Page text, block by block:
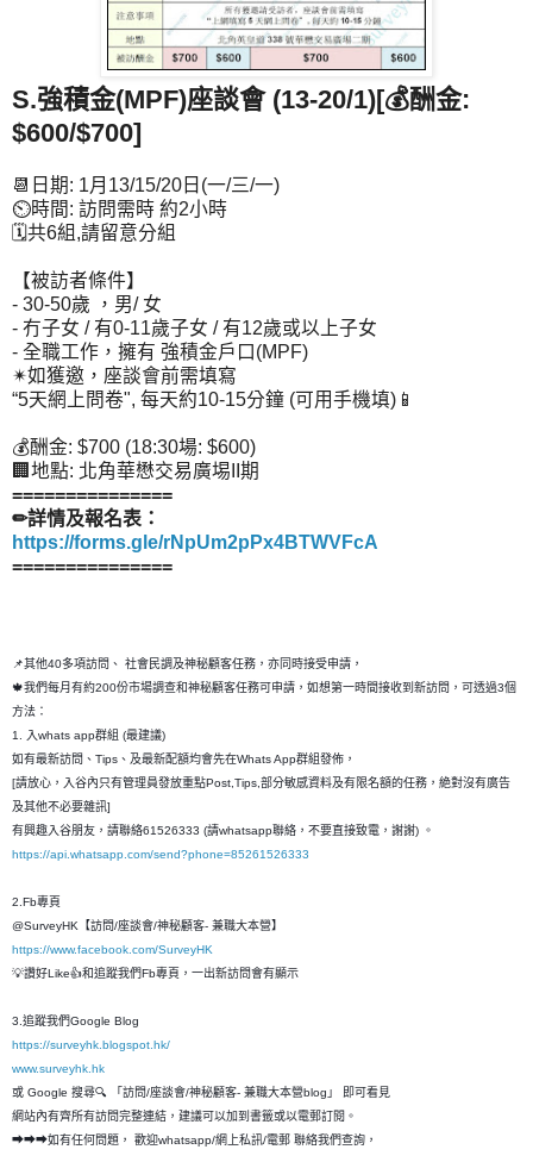
S.強積金(MPF)座談會 (13-20/1)[💰酬金:
$600/$700]
📆日期: 1月13/15/20日(一/三/一)
⏲時間: 訪問需時 約2小時
🗓共6組,請留意分組
【被訪者條件】
- 30-50歲 ，男/ 女
- 冇子女 / 有0-11歲子女 / 有12歲或以上子女
- 全職工作，擁有 強積金戶口(MPF)
✴如獲邀，座談會前需填寫
“5天網上問卷", 每天約10-15分鐘 (可用手機填)📱
💰酬金: $700 (18:30場: $600)
🏢地點: 北角華懋交易廣埸II期
===============
✏詳情及報名表：
https://forms.gle/rNpUm2pPx4BTWVFcA
===============
📌其他40多項訪問、 社會民調及神秘顧客任務，亦同時接受申請，
🍁我們每月有約200份市場調查和神秘顧客任務可申請，如想第一時間接收到新訪問，可透過3個
方法：
1. 入whats app群組 (最建議)
如有最新訪問、Tips、及最新配額均會先在Whats App群組發佈，
[請放心，入谷內只有管理員發放重點Post,Tips,部分敏感資料及有限名額的任務，絶對沒有廣告
及其他不必要雜訊]
有興趣入谷朋友，請聯絡61526333 (請whatsapp聯絡，不要直接致電，謝謝) 。
https://api.whatsapp.com/send?phone=85261526333
2.Fb專頁
@SurveyHK【訪問/座談會/神秘顧客- 兼職大本營】
https://www.facebook.com/SurveyHK
💡讚好Like👍和追蹤我們Fb專頁，一出新訪問會有顯示
3.追蹤我們Google Blog
https://surveyhk.blogspot.hk/
www.surveyhk.hk
或 Google 搜尋🔍 「訪問/座談會/神秘顧客- 兼職大本營blog」 即可看見
網站內有齊所有訪問完整連結，建議可以加到書籤或以電郵訂閱。
➡➡➡如有任何問題， 歡迎whatsapp/網上私訊/電郵 聯絡我們查詢，